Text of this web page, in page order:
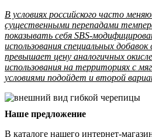
В условиях российского часто
существенными перепадами
показывать себя SBS-
использования специальных
превышает цену аналогичных
использования на территориях с
условиями подойдет и второй
Наше предложение
В каталоге нашего интернет-